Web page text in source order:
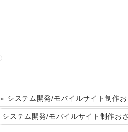
« システム開発/モバイルサイト制作
システム開発/モバイルサイト制作